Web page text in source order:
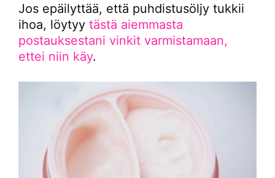
Jos epäilyttää, että puhdistusöljy tukkii
ihoa, löytyy tästä aiemmasta
postauksestani vinkit varmistamaan,
ettei niin käy.